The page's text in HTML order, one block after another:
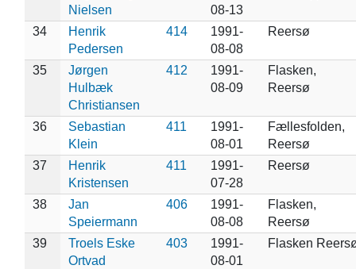
Nielsen
08-13
34
Henrik
Pedersen
414
1991-
08-08
Reersø
35
Jørgen
Hulbæk
Christiansen
412
1991-
08-09
Flasken,
Reersø
36
Sebastian
Klein
411
1991-
08-01
Fællesfolden,
Reersø
37
Henrik
Kristensen
411
1991-
07-28
Reersø
38
Jan
Speiermann
406
1991-
08-08
Flasken,
Reersø
39
Troels Eske
Ortvad
403
1991-
08-01
Flasken